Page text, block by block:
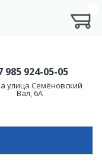
985 924-05-05
улица Семёновский
Вал, 6А